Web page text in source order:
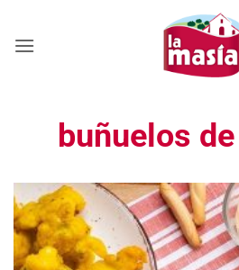
contenido
buñuelos